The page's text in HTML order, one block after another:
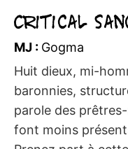
Critical
MJ : Gogma
Huit dieux, mi-
baronnies,
parole des
font moins